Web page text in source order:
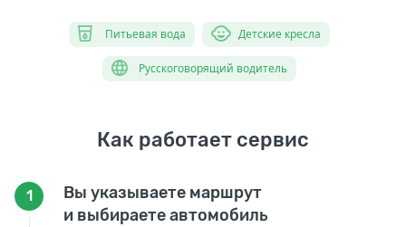
Питьевая вода Детские кресла
Русскоговорящий водитель
Как работает сервис
1
Вы указываете маршрут
и выбираете автомобиль